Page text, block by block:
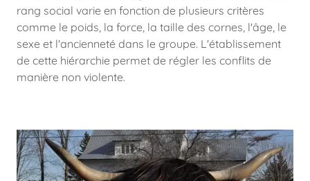
rang social varie en fonction de plusieurs critères
comme le poids, la force, la taille des cornes, l'âge, le
sexe et l'ancienneté dans le groupe. L'établissement
de cette hiérarchie permet de régler les conflits de
manière non violente.